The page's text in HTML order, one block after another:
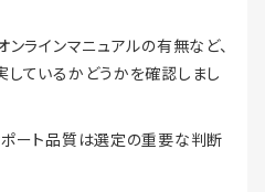
ンラインマニュアルの有無など、
ているかどうかを確認しまし
ート品質は選定の重要な判断